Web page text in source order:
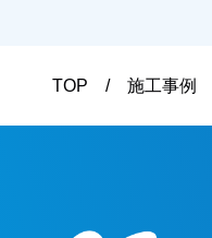
です！
待ちし
TOP 施工事例